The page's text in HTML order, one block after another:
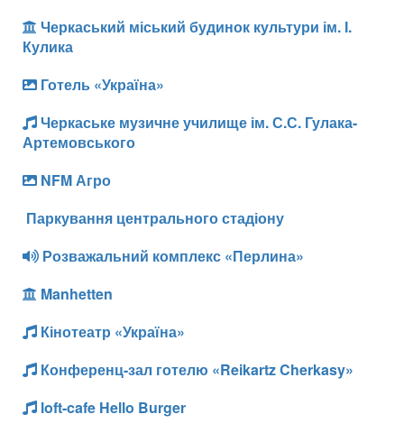
Черкаський міський будинок культури ім. І.
Кулика
Готель «Україна»
Черкаське музичне училище ім. С.С. Гулака-
Артемовського
NFM Агро
Паркування центрального стадіону
Розважальний комплекс «Перлина»
Manhetten
Кінотеатр «Україна»
Конференц-зал готелю «Reikartz Cherkasy»
loft-cafe Hello Burger